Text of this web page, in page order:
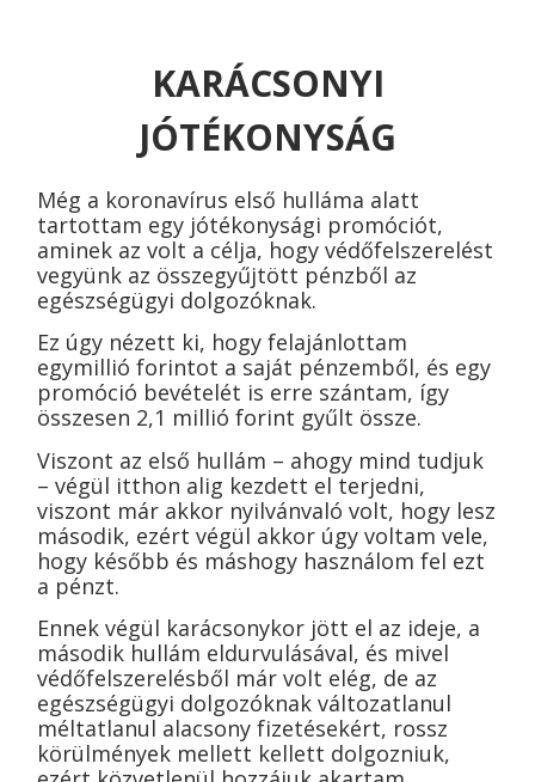
KARÁCSONYI
JÓTÉKONYSÁG
Még a koronavírus első hulláma alatt
tartottam egy jótékonysági promóciót,
aminek az volt a célja, hogy védőfelszerelést
vegyünk az összegyűjtött pénzből az
egészségügyi dolgozóknak.
Ez úgy nézett ki, hogy felajánlottam
egymillió forintot a saját pénzemből, és egy
promóció bevételét is erre szántam, így
összesen 2,1 millió forint gyűlt össze.
Viszont az első hullám – ahogy mind tudjuk
– végül itthon alig kezdett el terjedni,
viszont már akkor nyilvánvaló volt, hogy lesz
második, ezért végül akkor úgy voltam vele,
hogy később és máshogy használom fel ezt
a pénzt.
Ennek végül karácsonykor jött el az ideje, a
második hullám eldurvulásával, és mivel
védőfelszerelésből már volt elég, de az
egészségügyi dolgozóknak változatlanul
méltatlanul alacsony fizetésekért, rossz
körülmények mellett kellett dolgozniuk,